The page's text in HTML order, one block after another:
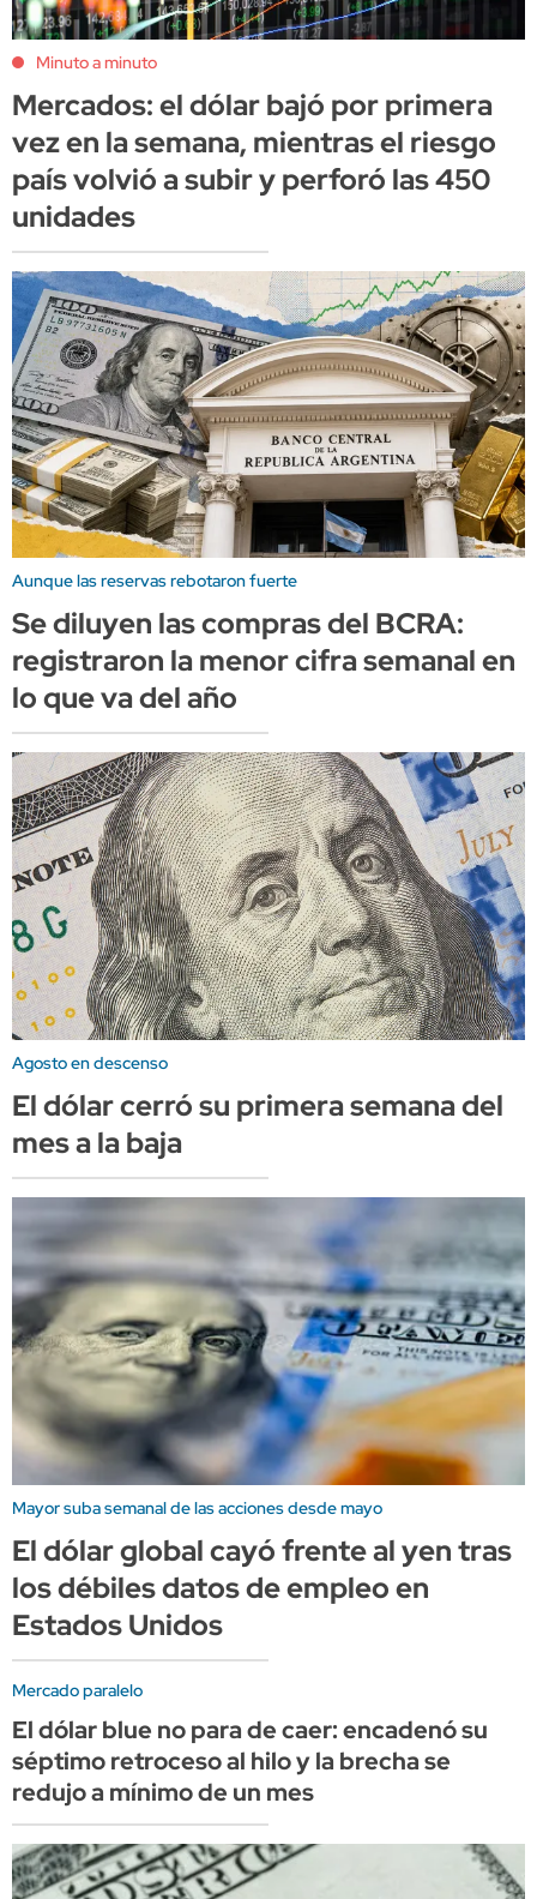
Minuto a minuto
Mercados: el dólar bajó por primera
vez en la semana, mientras el riesgo
país volvió a subir y perforó las 450
unidades
Aunque las reservas rebotaron fuerte
Se diluyen las compras del BCRA:
registraron la menor cifra semanal en
lo que va del año
Agosto en descenso
El dólar cerró su primera semana del
mes a la baja
Mayor suba semanal de las acciones desde mayo
El dólar global cayó frente al yen tras
los débiles datos de empleo en
Estados Unidos
Mercado paralelo
El dólar blue no para de caer: encadenó su
séptimo retroceso al hilo y la brecha se
redujo a mínimo de un mes